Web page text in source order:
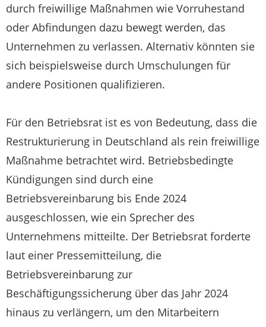
durch freiwillige Maßnahmen wie Vorruhestand
oder Abfindungen dazu bewegt werden, das
Unternehmen zu verlassen. Alternativ könnten sie
sich beispielsweise durch Umschulungen für
andere Positionen qualifizieren.
Für den Betriebsrat ist es von Bedeutung, dass die
Restrukturierung in Deutschland als rein freiwillige
Maßnahme betrachtet wird. Betriebsbedingte
Kündigungen sind durch eine
Betriebsvereinbarung bis Ende 2024
ausgeschlossen, wie ein Sprecher des
Unternehmens mitteilte. Der Betriebsrat forderte
laut einer Pressemitteilung, die
Betriebsvereinbarung zur
Beschäftigungssicherung über das Jahr 2024
hinaus zu verlängern, um den Mitarbeitern